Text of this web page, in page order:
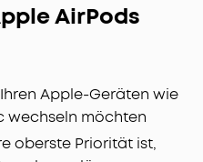
Head-Tracking liefert
Wollepapiermembran
ohne
5 Pro In-Ear-Kopfhörer
iPad, Samsung Galaxy,
AirPods
Apple-Geräten wie
wechseln möchten
oberste Priorität ist,